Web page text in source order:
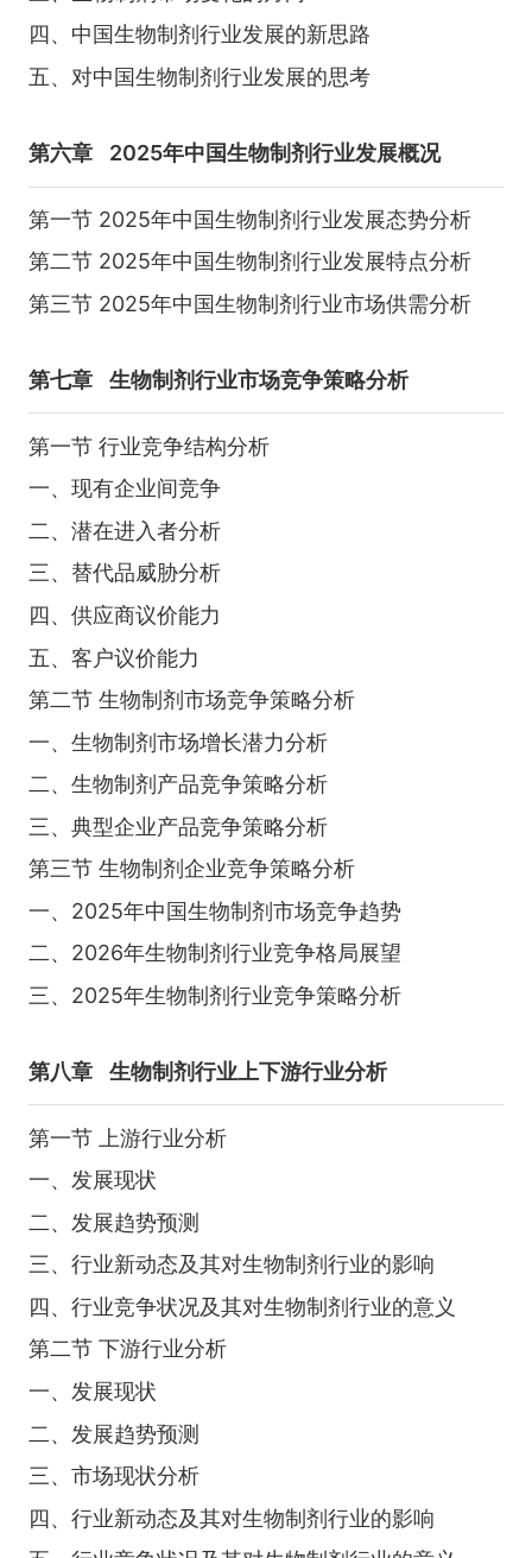
四、中国生物制剂行业发展的新思路
五、对中国生物制剂行业发展的思考
第六章 2025年中国生物制剂行业发展概况
第一节 2025年中国生物制剂行业发展态势分析
第二节 2025年中国生物制剂行业发展特点分析
第三节 2025年中国生物制剂行业市场供需分析
第七章 生物制剂行业市场竞争策略分析
第一节 行业竞争结构分析
一、现有企业间竞争
二、潜在进入者分析
三、替代品威胁分析
四、供应商议价能力
五、客户议价能力
第二节 生物制剂市场竞争策略分析
一、生物制剂市场增长潜力分析
二、生物制剂产品竞争策略分析
三、典型企业产品竞争策略分析
第三节 生物制剂企业竞争策略分析
一、2025年中国生物制剂市场竞争趋势
二、2026年生物制剂行业竞争格局展望
三、2025年生物制剂行业竞争策略分析
第八章 生物制剂行业上下游行业分析
第一节 上游行业分析
一、发展现状
二、发展趋势预测
三、行业新动态及其对生物制剂行业的影响
四、行业竞争状况及其对生物制剂行业的意义
第二节 下游行业分析
一、发展现状
二、发展趋势预测
三、市场现状分析
四、行业新动态及其对生物制剂行业的影响